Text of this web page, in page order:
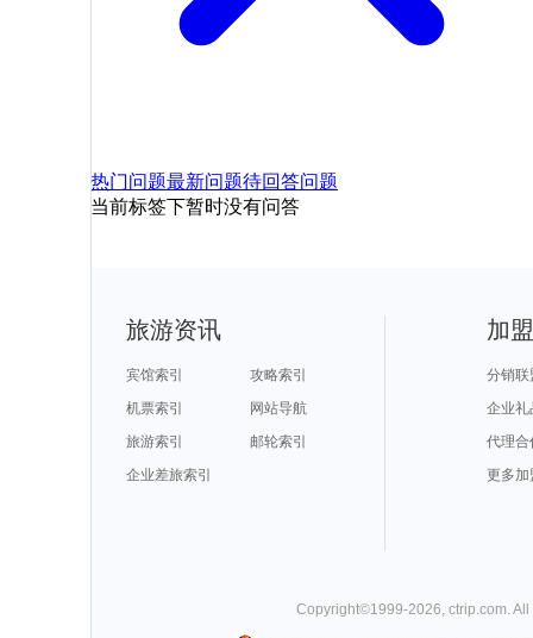
热门问题最新问题待回答问题
当前标签下暂时没有问答
旅游资讯
宾馆索引
攻略索引
机票索引
网站导航
旅游索引
邮轮索引
企业差旅索引
加
分销联
企业礼
代理合
更多加
Copyright©1999-2026, ctrip.com.